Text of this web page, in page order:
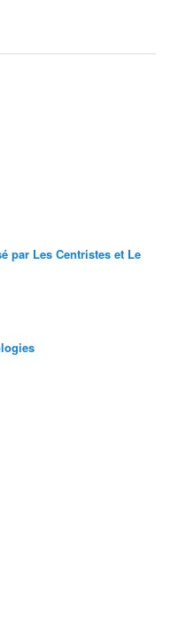
par Les Centristes et Le